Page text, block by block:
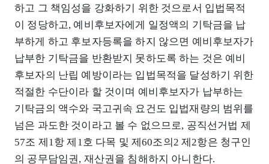
하고 그 책임성을 강화하기 위한 것으로서 입법목적
이 정당하고, 예비후보자에게 일정액의 기탁금을 납
부하게 하고 후보자등록을 하지 않으면 예비후보자가
납부한 기탁금을 반환받지 못하도록 하는 것은 예비
후보자의 난립 예방이라는 입법목적을 달성하기 위한
적절한 수단이라 할 것이며 예비후보자가 납부하는
기탁금의 액수와 국고귀속 요건도 입법재량의 범위를
넘은 과도한 것이라고 볼 수 없으므로, 공직선거법 제
57조 제1항 제1호 다목 및 제60조의2 제2항은 청구인
의 공무담임권, 재산권을 침해하지 아니한다.